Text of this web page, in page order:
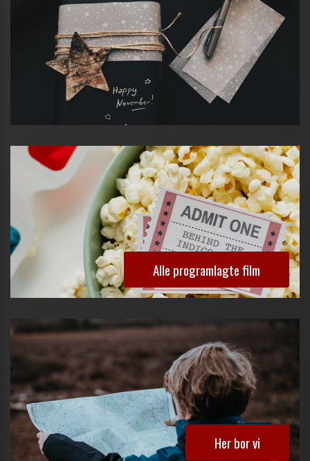
Alle programlagte film
Her bor vi